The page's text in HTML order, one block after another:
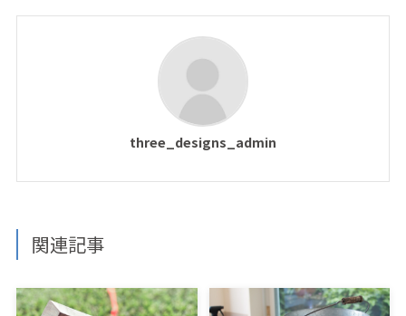
three_designs_admin
関連記事